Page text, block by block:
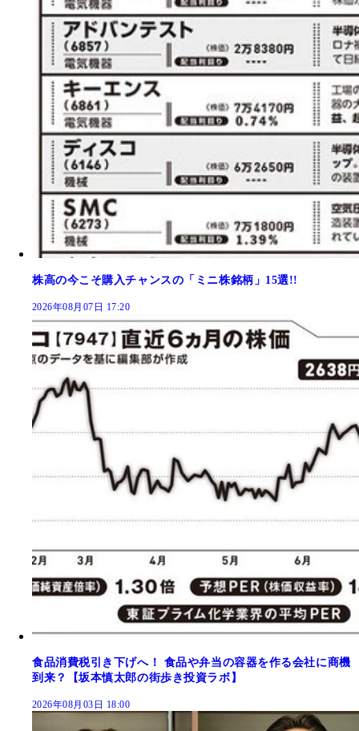
株高の今こそ購入チャンスの「ミニ株銘柄」15選!!
2026年08月07日 17:20
食品消費税引き下げへ！ 食品や弁当の容器を作る会社に商機
到来？【坂本慎太郎の街歩き投資ラボ】
2026年08月03日 18:00